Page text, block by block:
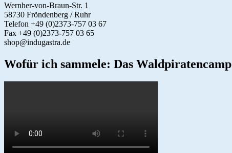
Wernher-von-Braun-Str. 1
58730 Fröndenberg / Ruhr
Telefon +49 (0)2373-757 03 67
Fax +49 (0)2373-757 03 65
shop@indugastra.de
Wofür ich sammele: Das Waldpiratencamp